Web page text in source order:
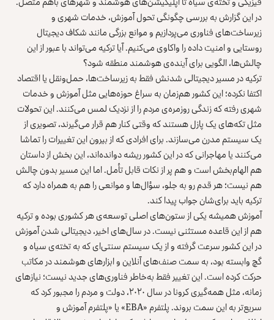
در این گزارش به بررسی چگونگی تحول آموزش، خدمات شهری و
زیرساخت‌های فناوری می‌پردازیم و موانع بزرگی مانند شکاف دیجیتال
روستایی و امنیت داده را واکاوی می‌کنیم. آیا ترکیه می‌تواند با عبور از این
چالش‌ها، الگویی برای آینده‌ی هوشمند منطقه شود؟
ترکیه در مسیر دیجیتالی شدنش فقط به زیرساخت‌ها، حمل‌ونقل یا اقتصاد
اکتفا نکرده؛ این کشور هم‌زمان به سراغ حوزه‌هایی مثل آموزش و خدمات
شهری رفته که زندگی روزمره‌ی مردم را از نزدیک لمس می‌کنند. این تحولات
مثل تکه‌های یک پازل هستند که وقتی کنار هم قرار می‌گیرند، تصویری از
یک سیستم مدرن می‌سازند. برای افرادی که از بیرون این تغییرات را تماشا
می‌کنند یا مهاجرانی که در این کشور ریشه دوانده‌اند، این بخش از داستان
هم الهام‌بخش است و هم پر از نکات قابل تأمل. اما این مسیر بدون چالش
هم نیست؛ هر قدم رو به جلو، سؤال‌ها و موانعی را هم به همراه دارد که
ترکیه باید برای‌شان جواب پیدا کند.
آموزش همیشه یکی از ستون‌های اصلی توسعه‌ی هر کشوری بوده و ترکیه
هم از این قاعده مستثنی نیست. در سال‌های اخیر، دیجیتالی شدن آموزش
در این کشور سرعت گرفته و از یک سیستم سنتی‌ای که به تخته‌ی سیاه و
گچ وابسته بود، به سمت صنف‌های آنلاین و ابزارهای هوشمند در مکاتب
حرکت کرده است. این تغییر فقط به‌خاطر فناوری‌های جدید نیست؛ نیازهای
زمانه، مثل همه‌گیری کرونا در سال ۲۰۲۰، دولت و مردم را مجبور کرد که
سریع‌تر به این سمت بروند. پلتفرم «EBA» یا «پلتفرم آموزش و